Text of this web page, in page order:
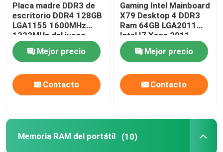
Placa madre DDR3 de
escritorio DDR4 128GB
LGA1155 1600MHz
1333MHz del juego
X99
Mejor precio
Contacto
Gaming Intel Mainboard
X79 Desktop 4 DDR3
Ram 64GB LGA2011
Intel I7 Xeon 2011
Mejor precio
Contacto
Memoria RAM del portátil (10)